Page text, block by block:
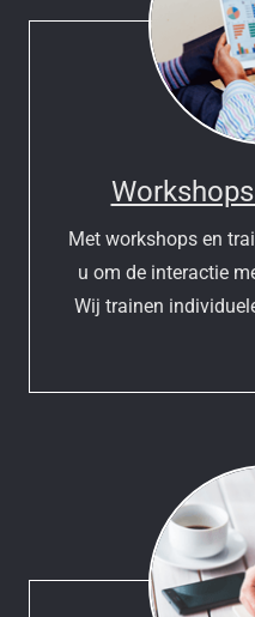
Met workshops en
u om de interactie
Wij trainen